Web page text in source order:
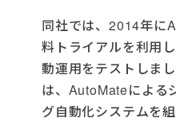
同社では、2014年に
料トライアルを利用
動運用をテストしま
は、AutoMateによる
グ自動化システムを